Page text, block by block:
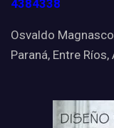
4384338
Osvaldo
Paraná, Entre